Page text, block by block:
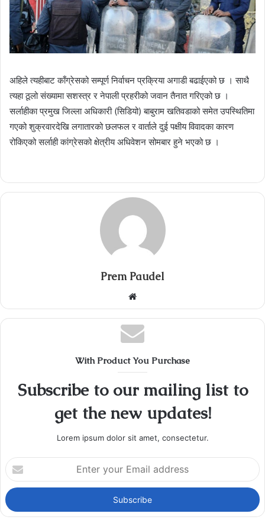
अहिले त्यहीबाट काँग्रेसको सम्पूर्ण निर्वाचन प्रक्रिया अगाडी बढाईएको छ । साथै
त्यहा ठूलो संख्यामा सशस्त्र र नेपाली प्रहरीको जवान तैनात गरिएको छ ।
सर्लाहीका प्रमुख जिल्ला अधिकारी (सिडियो) बाबुराम खतिवडाको समेत उपस्थितिमा
गएको शुक्रवारदेखि लगातारको छलफल र वार्ताले दुई पक्षीय विवादका कारण
रोकिएको सर्लाही कांग्रेसको क्षेत्रीय अधिवेशन सोमबार हुने भएको छ ।
Prem Paudel
Website
With Product You Purchase
Subscribe to our mailing list to
get the new updates!
Lorem ipsum dolor sit amet, consectetur.
Enter
your
Email
address